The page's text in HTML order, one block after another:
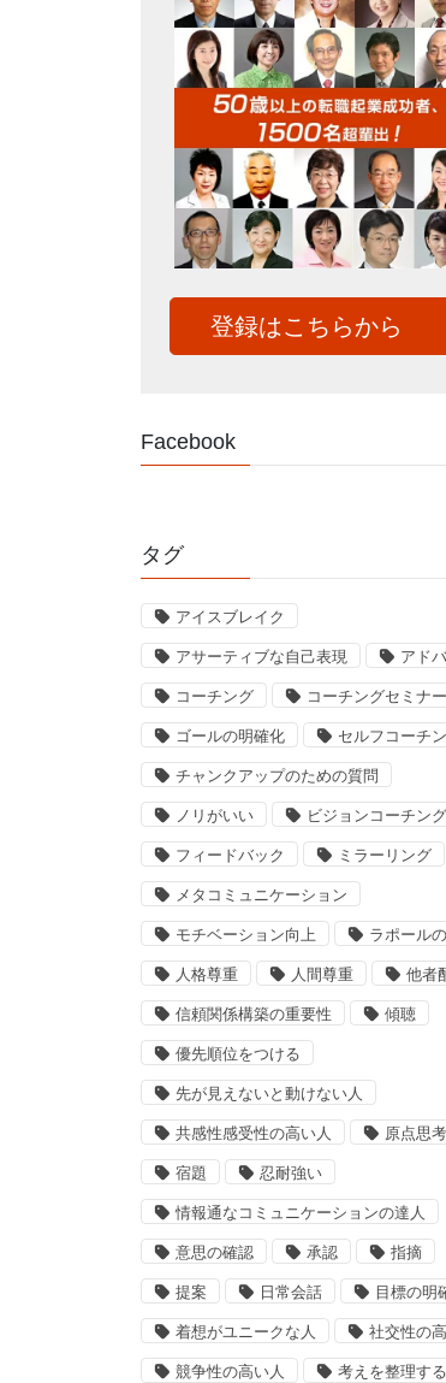
登録はこちらから
Facebook
タグ
アイスブレイク
アサーティブな自己表現 アド
コーチング コーチングセミナー
ゴールの明確化 セルフコーチ
チャンクアップのための質問
ノリがいい ビジョンコーチング
フィードバック ミラーリング
メタコミュニケーション
モチベーション向上 ラポール
人格尊重 人間尊重 他者
信頼関係構築の重要性 傾聴
優先順位をつける
先が見えないと動けない人
共感性感受性の高い人 原点思考
宿題 忍耐強い
情報通なコミュニケーションの達人
意思の確認 承認 指摘
提案 日常会話 目標の明
着想がユニークな人 社交性の
競争性の高い人 考えを整理する